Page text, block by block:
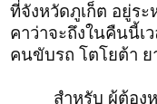
ที่จังหวัดภูเก็ต อยู่ร
คาว่าจะถึงในคืนนี้เ
คนขับรถ โตโยต้า
สำหรับ ผู้ต้อง